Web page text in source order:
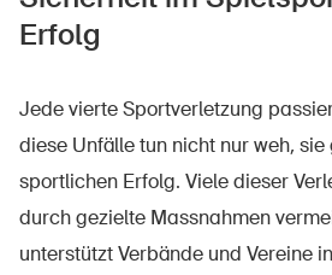
Sichere Produkte
Sicherheitsdelegierte & Gemeinden
Kontakt & Beratung
Erfolg
Jede vierte Sportverletzung
diese Unfälle tun nicht nur weh,
sportlichen Erfolg. Viele dieser
durch gezielte Massnahmen
unterstützt Verbände und Vereine